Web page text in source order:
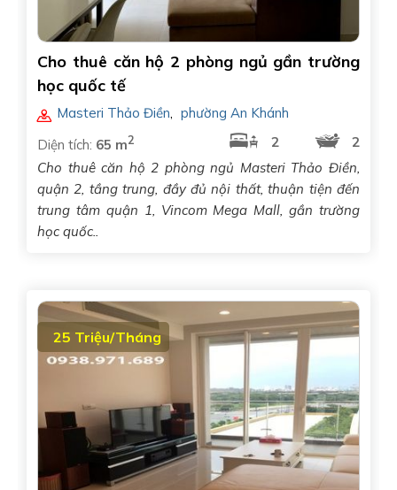
Cho thuê căn hộ 2 phòng ngủ gần trường
học quốc tế
Masteri Thảo Điền
phường An Khánh
Diện tích: 65 m2 2
2
Cho thuê căn hộ 2 phòng ngủ Masteri Thảo Điền,
quận 2, tầng trung, đầy đủ nội thất, thuận tiện đến
trung tâm quận 1, Vincom Mega Mall, gần trường
học quốc..
25 Triệu/Tháng